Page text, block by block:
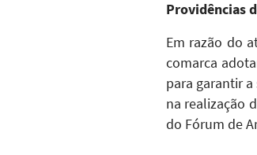
Providências
Em razão do
comarca
para garantir
na realização
do Fórum de